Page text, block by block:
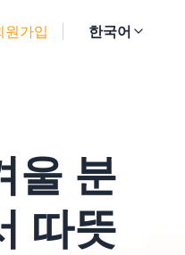
원가입 한국어
울 분
따뜻